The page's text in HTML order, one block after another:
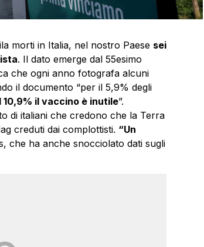
morti in Italia, nel nostro Paese sei
. Il dato emerge dal 55esimo
che ogni anno fotografa alcuni
il documento “per il 5,9% degli
10,9% il vaccino è inutile”.
di italiani che credono che la Terra
creduti dai complottisti. “Un
che ha anche snocciolato dati sugli